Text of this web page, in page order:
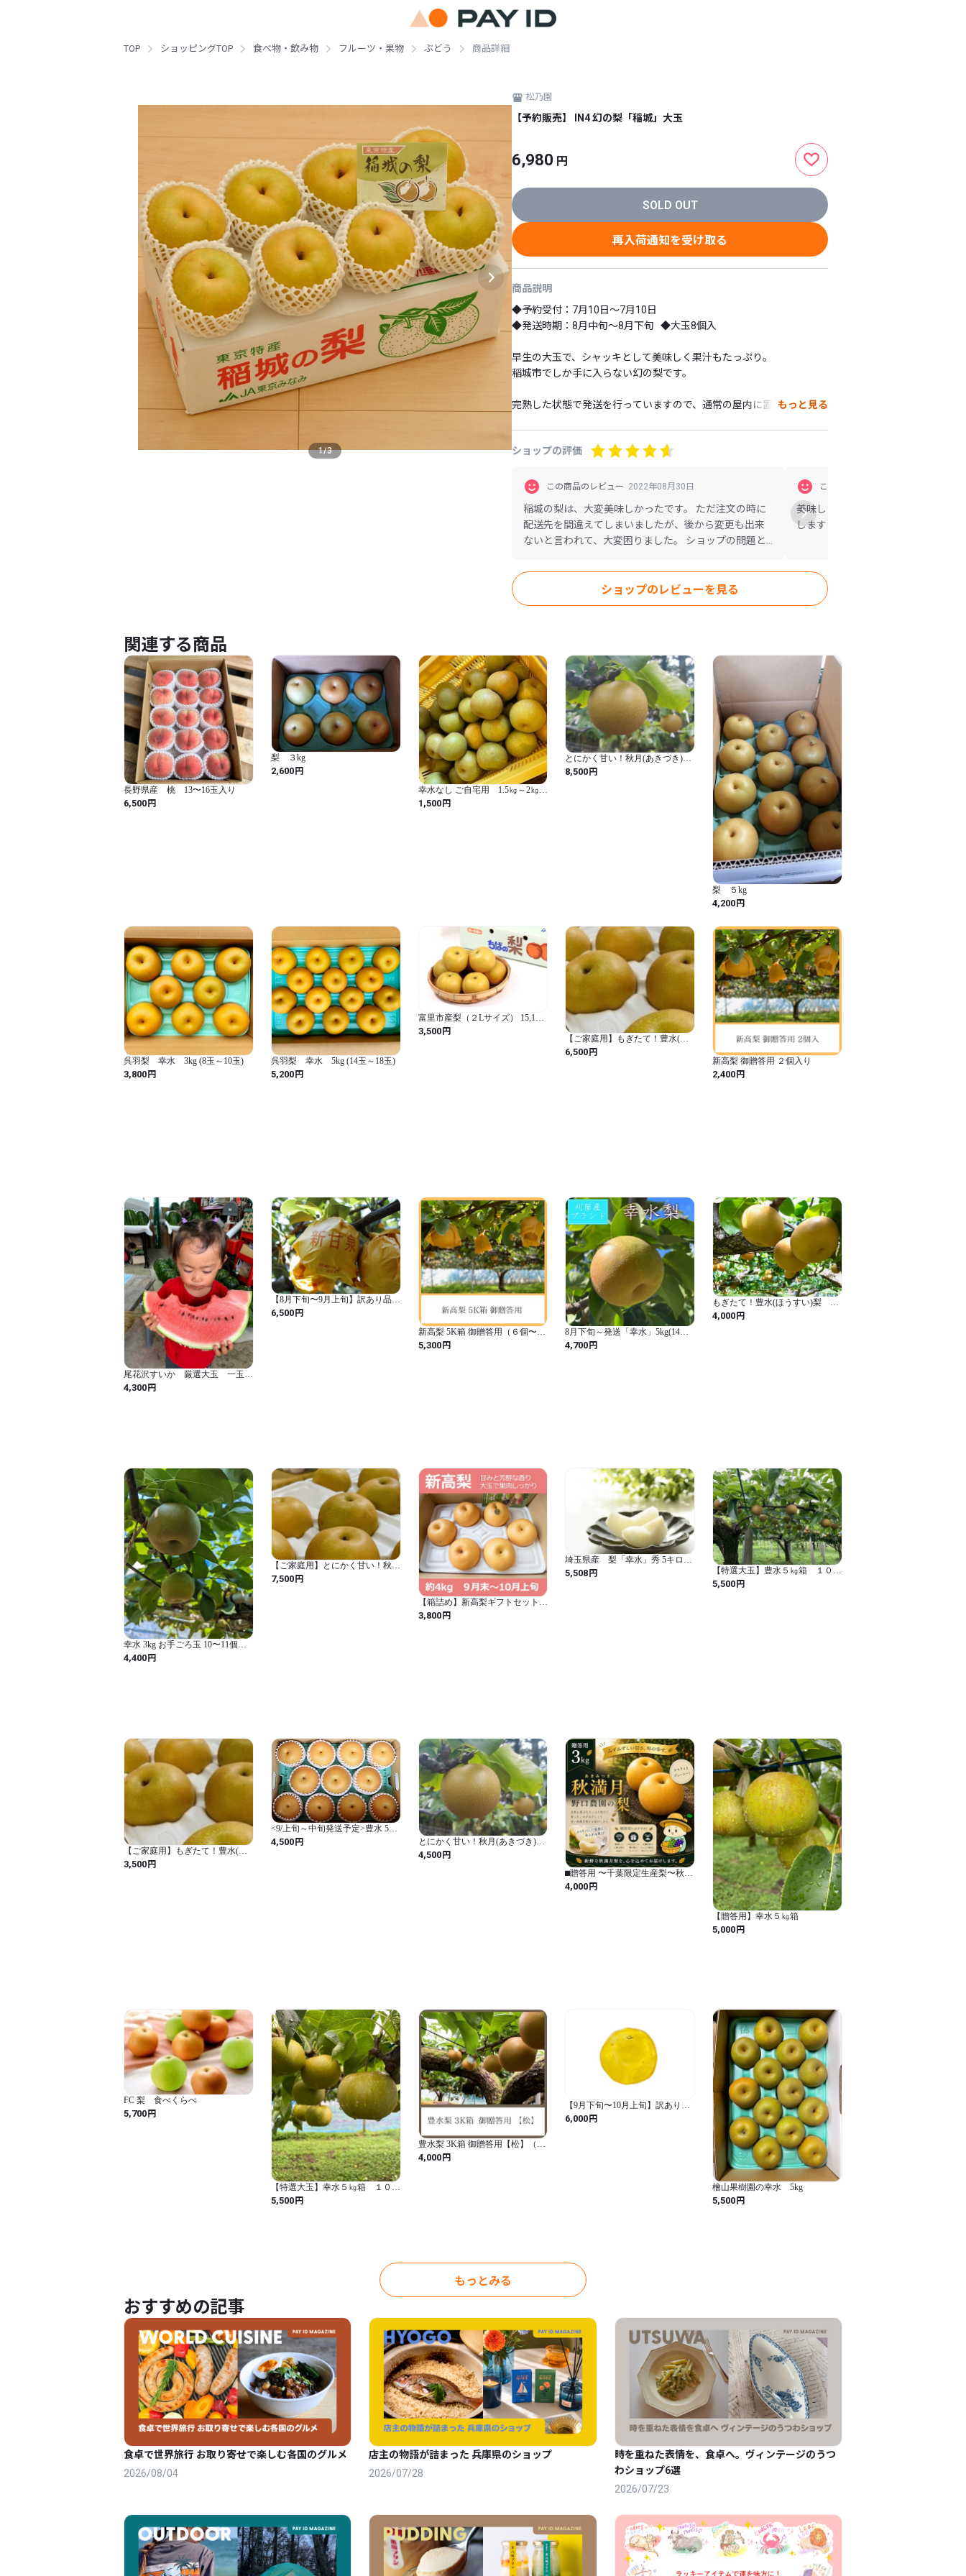
TOP ショッピングTOP 食べ物・飲み物 フルーツ・果物 ぶどう 商品詳細
1/3
松乃園
【予約販売】 IN4 幻の梨「稲城」大玉
6,980 円
SOLD OUT
再入荷通知を受け取る
商品説明
◆予約受付：7月10日～7月10日
◆発送時期：8月中旬～8月下旬   ◆大玉8個入
早生の大玉で、シャッキとして美味しく果汁もたっぷり。
稲城市でしか手に入らない幻の梨です。
完熟した状態で発送を行っていますので、通常の屋内に置かれると、
配達後は冷蔵庫（野菜室）へ入れながら、出来る限りお早めにご賞味
※注意事項※
・気候により、入数は1個前後する場合があります。
・指定日発送は行っておりません。
ます。
・収穫日が年によって異なるため、梨とぶどうの同日発送は行ってお
り、当園の努力では対応できない場合は返金処理となる場合がござい
ます。
◆不良品は到着3日以内に箱ごとヤマトの着払い便でお返しくださ
い。大変御手数をおかけいたします。
もっと見る
ショップの評価
この商品のレビュー 2022年08月30日
稲城の梨は、大変美味しかったです。 ただ注文の時に
配送先を間違えてしまいましたが、後から変更も出来
ないと言われて、大変困りました。 ショップの問題と
はないでしょうか？来年も是非購入したいので、アプ
リの改善をお願いします。
この商品のレビュー
美味しくいただいています。又時期
します
ショップのレビューを見る
関連する商品
長野県産 桃 13〜16玉入り
6,500円
梨 ３kg
2,600円
幸水なし ご自宅用 1.5㎏～2㎏
（4～6玉）
1,500円
とにかく甘い！秋月(あきづき)
梨 約10kg(16～28玉) 【贈答
用】
8,500円
梨 ５kg
4,200円
呉羽梨 幸水 3kg (8玉～10玉)
3,800円
呉羽梨 幸水 5kg (14玉～18玉)
5,200円
富里市産梨（２Lサイズ） 15,16
玉
3,500円
【ご家庭用】もぎたて！豊水(ほ
うすい)梨 約10kg(18～28玉)
6,500円
新高梨 御贈答用 ２個入り
2,400円
尾花沢すいか 厳選大玉 一玉
3-4L(8-9kg)
4,300円
【8月下旬〜9月上旬】訳あり品
「新甘泉」5kg
6,500円
新高梨 5K箱 御贈答用（６個〜８
個入り）
5,300円
8月下旬～発送「幸水」5kg(14～9
玉)
4,700円
もぎたて！豊水(ほうすい)梨 約
5kg(9～14玉) 【贈答用】
4,000円
幸水 3kg お手ごろ玉 10〜11個
【送料無料】
4,400円
【ご家庭用】とにかく甘い！秋月
(あきづき)梨 約10kg(16～28玉)
7,500円
【箱詰め】新高梨ギフトセット
（9月末～10月中旬）
3,800円
埼玉県産 梨「幸水」秀 5キロ
(8～12玉入り)
5,508円
【特選大玉】豊水５㎏箱 １０
玉 数量限定
5,500円
【ご家庭用】もぎたて！豊水(ほ
うすい)梨 約5kg(9～14玉)
3,500円
<9/上旬～中旬発送予定>豊水 5kg
【7~16玉】
4,500円
とにかく甘い！秋月(あきづき)
梨 約5kg(8～14玉) 【贈答用】
4,500円
⬛︎贈答用 〜千葉限定生産梨〜秋満
月 3kg
4,000円
【贈答用】幸水５㎏箱
5,000円
FC 梨 食べくらべ
5,700円
【特選大玉】幸水５㎏箱 １０
玉 数量限定
5,500円
豊水梨 3K箱 御贈答用【松】（特
玉６個入り）
4,000円
【9月下旬〜10月上旬】訳あり品
「甘太」5kg
6,000円
檜山果樹園の幸水 5kg
5,500円
もっとみる
おすすめの記事
食卓で世界旅行 お取り寄せで楽しむ各国のグルメ
2026/08/04
店主の物語が詰まった 兵庫県のショップ
2026/07/28
時を重ねた表情を、食卓へ。ヴィンテージのうつ
わショップ6選
2026/07/23